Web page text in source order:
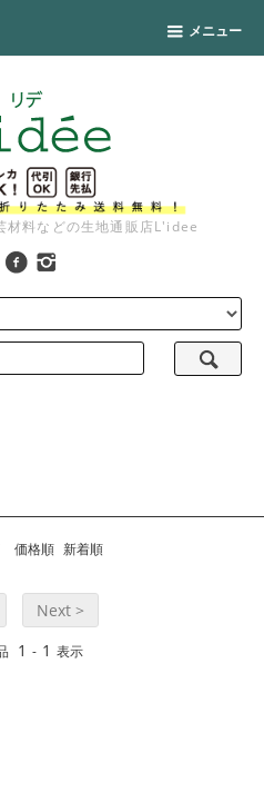
メニュー
材料などの生地通販店L'idee
価格順 新着順
Next >
1 - 1 表示